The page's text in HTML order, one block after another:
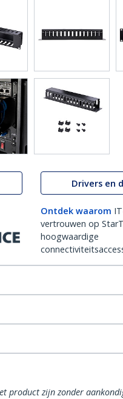
Drivers en
Ontdek waarom
vertrouwen op
hoogwaardige
product zijn zonder